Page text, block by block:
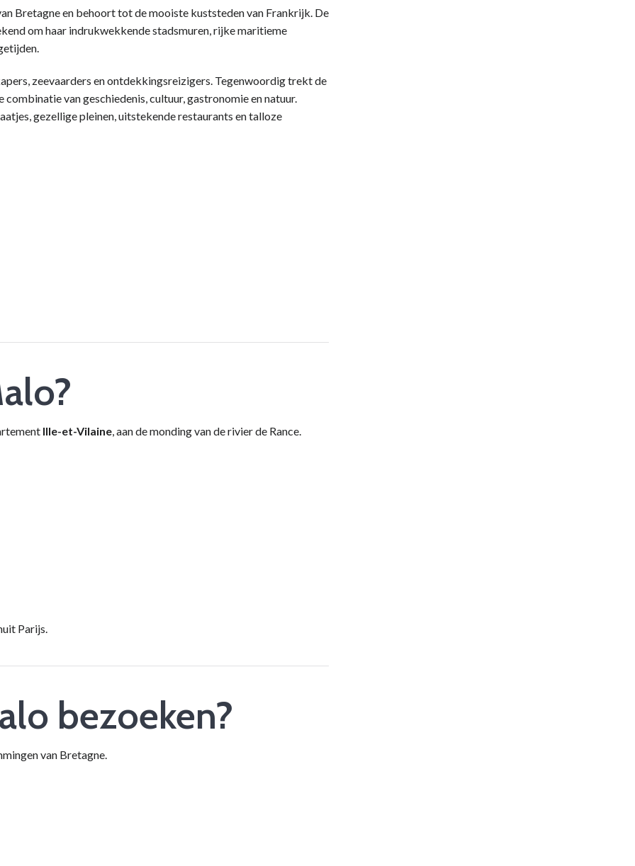
Bretagne en behoort tot de mooiste kuststeden van Frankrijk. De
om haar indrukwekkende stadsmuren, rijke maritieme
zeevaarders en ontdekkingsreizigers. Tegenwoordig trekt de
van geschiedenis, cultuur, gastronomie en natuur.
gezellige pleinen, uitstekende restaurants en talloze
Ille-et-Vilaine , aan de monding van de rivier de Rance.
Parijs.
bezoeken?
van Bretagne.